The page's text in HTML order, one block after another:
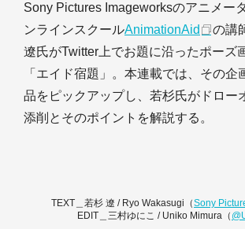
Sony Pictures Imageworksのアニメー
ンラインスクールAnimationAid
の講
遼氏がTwitter上でお題に沿ったポーズ
「エイド宿題」。本連載では、その企
品をピックアップし、若杉氏がドロー
添削とそのポイントを解説する。
TEXT＿若杉 遼 / Ryo Wakasugi（Sony​
EDIT＿三村ゆにこ / Uniko Mimura（